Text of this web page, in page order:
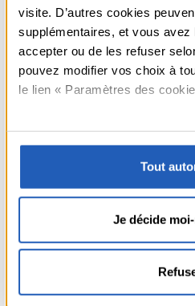
visite. D’autres cookies
supplémentaires, et vous avez
accepter ou de les refuser
pouvez modifier vos choix à
le lien « Paramètres des
Tout
Je décide
Adapter son
que la famille
s'agrandit
mesure
la
grandit